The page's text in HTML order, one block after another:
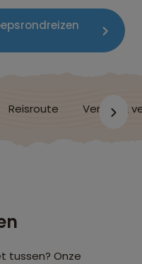
Reisroute Verblijf &
tussen? Onze